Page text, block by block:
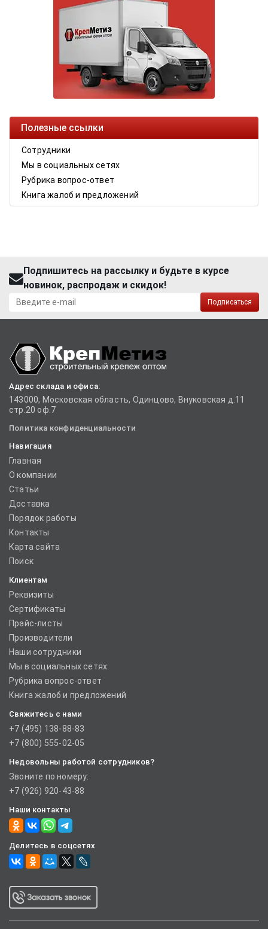
Полезные ссылки
Сотрудники
Мы в социальных сетях
Рубрика вопрос-ответ
Книга жалоб и предложений
Подпишитесь на рассылку и будьте в курсе
новинок, распродаж и скидок!
Подписаться
Адрес склада и офиса:
143000, Московская область, Одинцово, Внуковская д.11
стр.20 оф.7
Политика конфиденциальности
Навигация
Главная
О компании
Статьи
Доставка
Порядок работы
Контакты
Карта сайта
Поиск
Клиентам
Реквизиты
Сертификаты
Прайс-листы
Производители
Наши сотрудники
Мы в социальных сетях
Рубрика вопрос-ответ
Книга жалоб и предложений
Свяжитесь с нами
+7 (495) 138-88-83
+7 (800) 555-02-05
Недовольны работой сотрудников?
Звоните по номеру:
+7 (926) 920-43-88
Наши контакты
Делитесь в соцсетях